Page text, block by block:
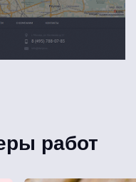
работ